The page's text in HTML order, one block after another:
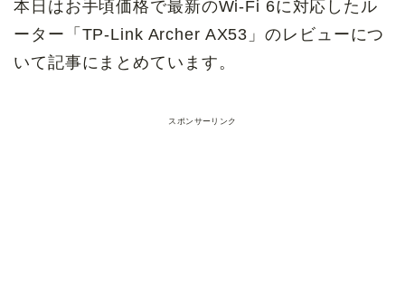
本日はお手頃価格で最新のWi-Fi 6に対応したル
ーター「TP-Link Archer AX53」のレビューにつ
いて記事にまとめています。
スポンサーリンク